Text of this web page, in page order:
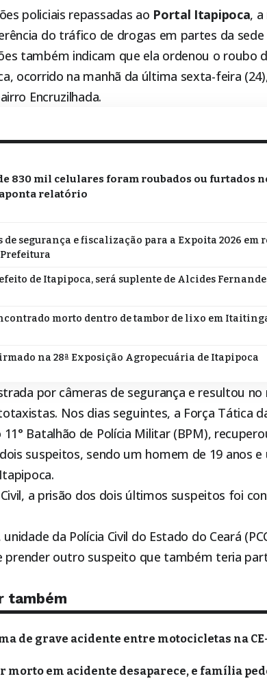
policiais repassadas ao Portal Itapipoca,
do tráfico de drogas em partes da
também indicam que ela ordenou o roubo
, ocorrido na manhã da última sexta-feira
Encruzilhada.
830 mil celulares foram roubados ou furtados
aponta relatório
de segurança e fiscalização para a Expoita 2026 em
de Itapipoca, será suplente de Alcides
morto dentro de tambor de lixo em
na 28ª Exposição Agropecuária de Itapipoca
por câmeras de segurança e resultou
Nos dias seguintes, a Força Tática
11° Batalhão de Polícia Militar (BPM),
suspeitos, sendo um homem de 19 anos
a prisão dos dois últimos suspeitos foi
da Polícia Civil do Estado do Ceará
prender outro suspeito que também teria
também
de grave acidente entre motocicletas na CE-
morto em acidente desaparece, e família